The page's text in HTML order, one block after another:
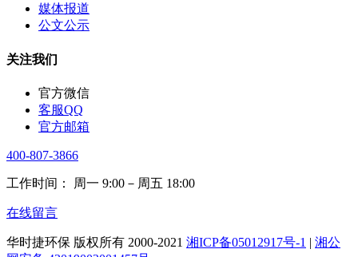
媒体报道
公文公示
关注我们
官方微信
客服QQ
官方邮箱
400-807-3866
工作时间： 周一 9:00－周五 18:00
在线留言
华时捷环保 版权所有 2000-2021 湘ICP备05012917号-1 | 湘公